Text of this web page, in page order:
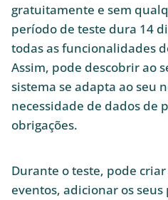
gratuitamente e sem
período de teste dura 14
todas as funcionalidades
Assim, pode descobrir ao
sistema se adapta ao seu
necessidade de dados de
obrigações.
Durante o teste, pode
eventos, adicionar os